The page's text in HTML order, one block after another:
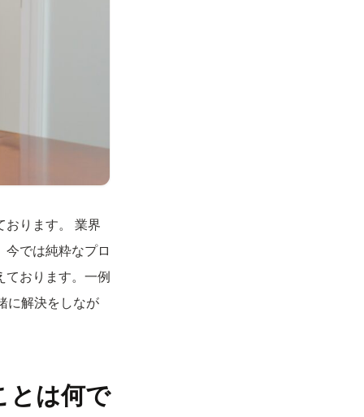
おります。 業界
では純粋なプロ
おります。一例
に解決をしなが
とは何で